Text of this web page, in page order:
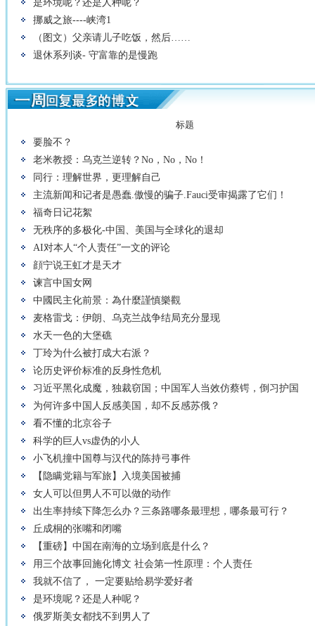
是环境呢？还是人种呢？
挪威之旅----峡湾1
（图文）父亲请儿子吃饭，然后……
退休系列谈- 守富靠的是慢跑
标题
要脸不？
老米教授：乌克兰逆转？No，No，No！
同行：理解世界，更理解自己
主流新闻和记者是愚蠢.傲慢的骗子.Fauci受审揭露了它们！
福奇日记花絮
无秩序的多极化-中国、美国与全球化的退却
AI对本人“个人责任”一文的评论
顔宁说王虹才是天才
谏言中国女网
中國民主化前景：為什麼謹慎樂觀
麦格雷戈：伊朗、乌克兰战争结局充分显现
水天一色的大堡礁
丁玲为什么被打成大右派？
论历史评价标准的反身性危机
习近平黑化成魔，独裁窃国；中国军人当效仿蔡锷，倒习护国
为何许多中国人反感美国，却不反感苏俄？
看不懂的北京谷子
科学的巨人vs虚伪的小人
小飞机撞中国尊与汉代的陈持弓事件
【隐瞒党籍与军旅】入境美国被捕
女人可以但男人不可以做的动作
出生率持续下降怎么办？三条路哪条最理想，哪条最可行？
丘成桐的张嘴和闭嘴
【重磅】中国在南海的立场到底是什么？
用三个故事回施化博文 社会第一性原理：个人责任
我就不信了， 一定要贴给易学爱好者
是环境呢？还是人种呢？
俄罗斯美女都找不到男人了